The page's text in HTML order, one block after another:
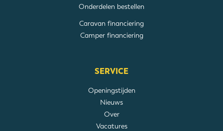
Onderdelen bestellen
Caravan financiering
Camper financiering
SERVICE
Openingstijden
Nieuws
Over
Vacatures